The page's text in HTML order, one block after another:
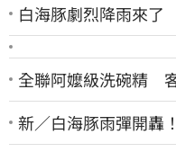
白海豚劇烈降雨來
全聯阿嬤級洗碗精
新／白海豚雨彈開轟